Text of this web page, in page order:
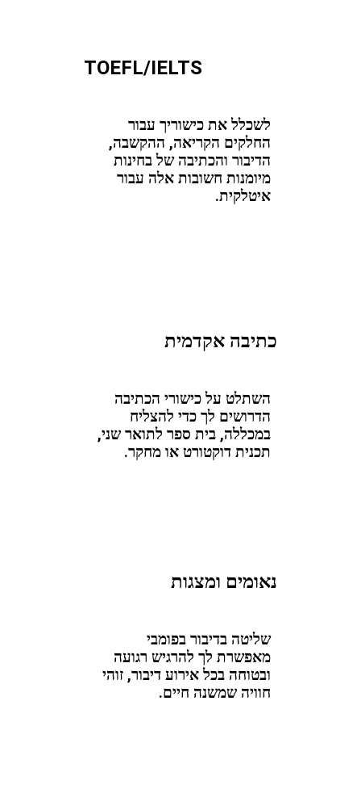
TOEFL/IELTS
לשכלל את כישוריך עבור
החלקים הקריאה, ההקשבה,
הדיבור והכתיבה של בחינות
מיומנות חשובות אלה עבור
איטלקית.
כתיבה אקדמית
השתלט על כישורי הכתיבה
הדרושים לך כדי להצליח
במכללה, בית ספר לתואר שני,
תכנית דוקטורט או מחקר.
נאומים ומצגות
שליטה בדיבור בפומבי
מאפשרת לך להרגיש רגועה
ובטוחה בכל אירוע דיבור, זוהי
חוויה שמשנה חיים.